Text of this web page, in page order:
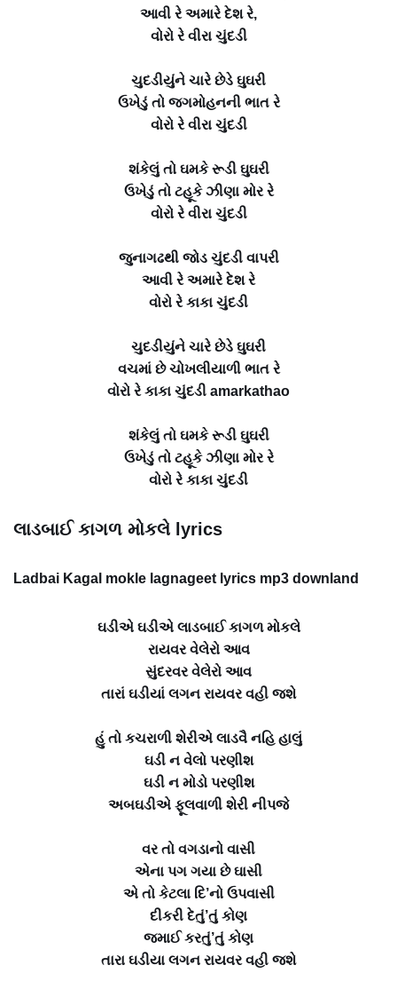
આવી રે અમારે દેશ રે,
વોરો રે વીરા ચુંદડી
ચુદડીયુંને ચારે છેડે ઘુઘરી
ઉખેડું તો જગમોહનની ભાત રે
વોરો રે વીરા ચુંદડી
શંકેલું તો ઘમકે રૂડી ઘુઘરી
ઉખેડું તો ટહૂકે ઝીણા મોર રે
વોરો રે વીરા ચુંદડી
જુનાગઢથી જોડ ચુંદડી વાપરી
આવી રે અમારે દેશ રે
વોરો રે કાકા ચુંદડી
ચુદડીયુંને ચારે છેડે ઘુઘરી
વચમાં છે ચોખલીયાળી ભાત રે
વોરો રે કાકા ચુંદડી amarkathao
શંકેલું તો ઘમકે રૂડી ઘુઘરી
ઉખેડું તો ટહૂકે ઝીણા મોર રે
વોરો રે કાકા ચુંદડી
લાડબાઈ કાગળ મોકલે lyrics
Ladbai Kagal mokle lagnageet lyrics mp3 downland
ઘડીએ ઘડીએ લાડબાઈ કાગળ મોકલે
રાયવર વેલેરો આવ
સુંદરવર વેલેરો આવ
તારાં ઘડીયાં લગન રાયવર વહી જશે
હું તો કચરાળી શેરીએ લાડવૈ નહિ હાલું
ઘડી ન વેલો પરણીશ
ઘડી ન મોડો પરણીશ
અબઘડીએ ફૂલવાળી શેરી નીપજે
વર તો વગડાનો વાસી
એના પગ ગયા છે ઘાસી
એ તો કેટલા દિ’નો ઉપવાસી
દીકરી દેતું’તું કોણ
જમાઈ કરતું’તું કોણ
તારા ઘડીયા લગન રાયવર વહી જશે